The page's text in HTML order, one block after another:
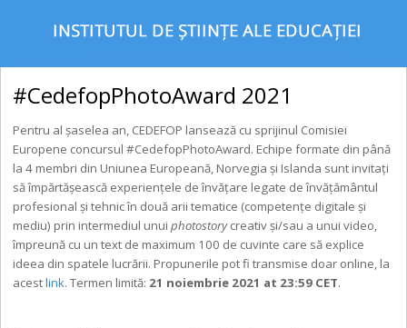
#CedefopPhotoAward 2021
Pentru al șaselea an, CEDEFOP lansează cu sprijinul Comisiei
Europene concursul #CedefopPhotoAward. Echipe formate din până
la 4 membri din Uniunea Europeană, Norvegia și Islanda sunt invitați
să împărtășească experiențele de învățare legate de învățământul
profesional și tehnic în două arii tematice (competențe digitale și
mediu) prin intermediul unuiphotostorycreativ și/sau a unui video,
împreună cu un text de maximum 100 de cuvinte care să explice
ideea din spatele lucrării. Propunerile pot fi transmise doar online, la
acestlink. Termen limită: 21 noiembrie 2021 at 23:59 CET.